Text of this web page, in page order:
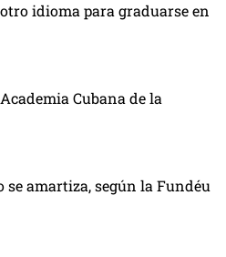
idioma para graduarse en
Cubana de la
amartiza, según la Fundéu